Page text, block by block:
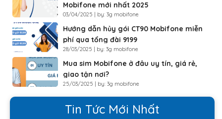
Mobifone mới nhất 2025
03/04/2025 | by: 3g mobifone
Hướng dẫn hủy gói CT90 Mobifone miễn
phí qua tổng đài 9199
28/03/2025 | by: 3g mobifone
Mua sim Mobifone ở đâu uy tín, giá rẻ,
giao tận nơi?
25/03/2025 | by: 3g mobifone
Tin Tức Mới Nhất